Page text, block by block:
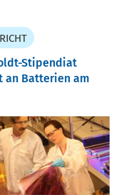
Stipendiat
an Batterien am